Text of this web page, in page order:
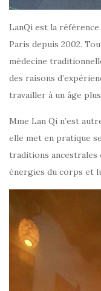
LanQi est la
Paris depuis 2002.
médecine
des raisons
travailler à un âge
Mme Lan Qi n’est
elle met en pratique
traditions ancestrales
énergies du corps et